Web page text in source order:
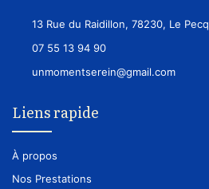
13 Rue du Raidillon, 78230, Le Pecq
07 55 13 94 90
unmomentserein@gmail.com
Liens rapide
À propos
Nos Prestations